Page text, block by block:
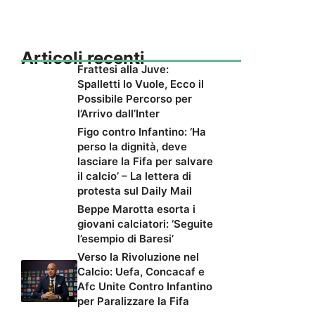
Articoli recenti
Frattesi alla Juve:
Spalletti lo Vuole, Ecco il
Possibile Percorso per
l’Arrivo dall’Inter
Figo contro Infantino: ‘Ha
perso la dignità, deve
lasciare la Fifa per salvare
il calcio’ – La lettera di
protesta sul Daily Mail
Beppe Marotta esorta i
giovani calciatori: ‘Seguite
l’esempio di Baresi’
Verso la Rivoluzione nel
Calcio: Uefa, Concacaf e
Afc Unite Contro Infantino
per Paralizzare la Fifa